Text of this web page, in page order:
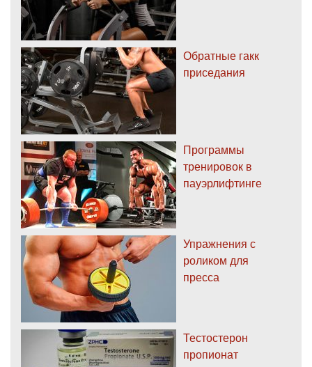
Обратные гакк
приседания
Программы
тренировок в
пауэрлифтинге
Упражнения с
роликом для
пресса
Тестостерон
пропионат